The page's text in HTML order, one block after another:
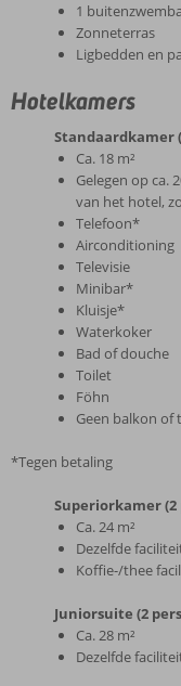
1
Zonneterras
Ligbedden en
Hotelkamers
Standaardkamer
Ca. 18 m²
Gelegen op ca.
van het hotel,
Telefoon*
Airconditioning
Televisie
Minibar*
Kluisje*
Waterkoker
Bad of douche
Toilet
Föhn
Geen balkon of
*Tegen betaling
Superiorkamer (2
Ca. 24 m²
Dezelfde
Koffie-/thee
Juniorsuite (2
Ca. 28 m²
Dezelfde